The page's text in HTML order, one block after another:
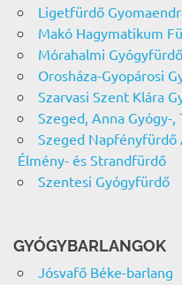
Ligetfürdő
Makó Hagymatikum
Mórahalmi Gyógyfürdő
Orosháza-Gyopárosi
Szarvasi Szent Klára
Szeged, Anna Gyógy-
Szeged Napfényfürdő
Élmény- és Strandfürdő
Szentesi Gyógyfürdő
GYÓGYBARLANGOK
Jósvafő Béke-barlang